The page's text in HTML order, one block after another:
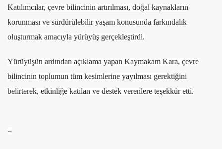
Katılımcılar, çevre bilincinin artırılması, doğal kaynakların
korunması ve sürdürülebilir yaşam konusunda farkındalık
oluşturmak amacıyla yürüyüş gerçekleştirdi.
Yürüyüşün ardından açıklama yapan Kaymakam Kara, çevre
bilincinin toplumun tüm kesimlerine yayılması gerektiğini
belirterek, etkinliğe katılan ve destek verenlere teşekkür etti.
--